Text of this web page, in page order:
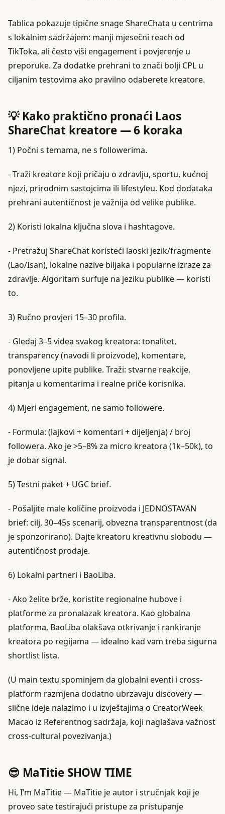
Tablica pokazuje tipične snage ShareChata u centrima
s lokalnim sadržajem: manji mjesečni reach od
TikToka, ali često viši engagement i povjerenje u
preporuke. Za dodatke prehrani to znači bolji CPL u
ciljanim testovima ako pravilno odaberete kreatore.
💡 Kako praktično pronaći Laos
ShareChat kreatore — 6 koraka
1) Počni s temama, ne s followerima.
- Traži kreatore koji pričaju o zdravlju, sportu, kućnoj
njezi, prirodnim sastojcima ili lifestyleu. Kod dodataka
prehrani autentičnost je važnija od velike publike.
2) Koristi lokalna ključna slova i hashtagove.
- Pretražuj ShareChat koristeći laoski jezik/fragmente
(Lao/Isan), lokalne nazive biljaka i popularne izraze za
zdravlje. Algoritam surfuje na jeziku publike — koristi
to.
3) Ručno provjeri 15–30 profila.
- Gledaj 3–5 videa svakog kreatora: tonalitet,
transparency (navodi li proizvode), komentare,
ponovljene upite publike. Traži: stvarne reakcije,
pitanja u komentarima i realne priče korisnika.
4) Mjeri engagement, ne samo followere.
- Formula: (lajkovi + komentari + dijeljenja) / broj
followera. Ako je >5–8% za micro kreatora (1k–50k), to
je dobar signal.
5) Testni paket + UGC brief.
- Pošaljite male količine proizvoda i JEDNOSTAVAN
brief: cilj, 30–45s scenarij, obvezna transparentnost (da
je sponzorirano). Dajte kreatoru kreativnu slobodu —
autentičnost prodaje.
6) Lokalni partneri i BaoLiba.
- Ako želite brže, koristite regionalne hubove i
platforme za pronalazak kreatora. Kao globalna
platforma, BaoLiba olakšava otkrivanje i rankiranje
kreatora po regijama — idealno kad vam treba sigurna
shortlist lista.
(U main textu spominjem da globalni eventi i cross-
platform razmjena dodatno ubrzavaju discovery —
slične ideje nalazimo i u izvještajima o CreatorWeek
Macao iz Referentnog sadržaja, koji naglašava važnost
cross-cultural povezivanja.)
😎 MaTitie SHOW TIME
Hi, I’m MaTitie — MaTitie je autor i stručnjak koji je
proveo sate testirajući pristupe za pristupanje